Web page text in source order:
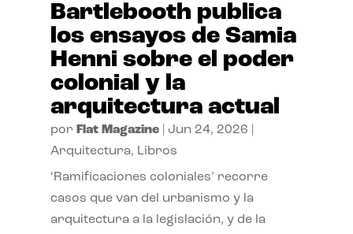
Bartlebooth publica
los ensayos de Samia
Henni sobre el poder
colonial y la
arquitectura actual
por Flat Magazine| Jun 24, 2026
Arquitectura, Libros
‘Ramificaciones coloniales’ recorre
casos que van del urbanismo y la
arquitectura a la legislación, y de la